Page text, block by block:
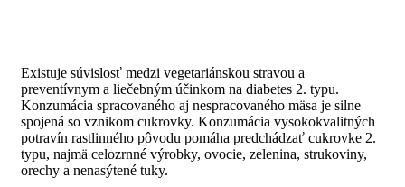
Existuje súvislosť medzi vegetariánskou stravou a
preventívnym a liečebným účinkom na diabetes 2. typu.
Konzumácia spracovaného aj nespracovaného mäsa je silne
spojená so vznikom cukrovky. Konzumácia vysokokvalitných
potravín rastlinného pôvodu pomáha predchádzať cukrovke 2.
typu, najmä celozrnné výrobky, ovocie, zelenina, strukoviny,
orechy a nenasýtené tuky.